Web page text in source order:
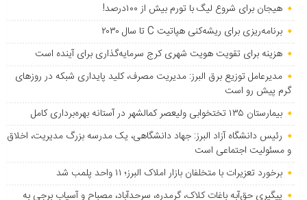
هیجان برای شروع لیگ با تورم بیش از ۱۰۰درصد!
برنامه‌ریزی برای ریشه‌کنی هپاتیت C تا سال ۲۰۳۰
هزینه برای تقویت هویت شهری کرج سرمایه‌گذاری برای آینده است
مدیرعامل توزیع برق البرز: مدیریت مصرف، کلید پایداری شبکه در روزهای
گرم پیش رو است
بیمارستان ۱۳۵ تختخوابی ولیعصر کمالشهر در آستانه بهره‌برداری کامل
رئیس دانشگاه آزاد البرز: جهاد دانشگاهی، یک مدرسه بزرگ مدیریت، اخلاق
و مسئولیت اجتماعی است
برخورد تعزیرات با متخلفان بازار املاک البرز؛ ۱۱ واحد پلمب شد
پیگیری حق‌آبه باغات کلاک، گرمدره، سرحدآباد، مصباح و آسیاب برجی به